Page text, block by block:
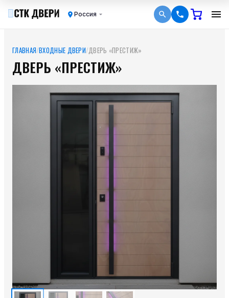
Россия
ГЛАВНАЯ/ВХОДНЫЕ ДВЕРИ/ДВЕРЬ «ПРЕСТИЖ»
ДВЕРЬ «ПРЕСТИЖ»